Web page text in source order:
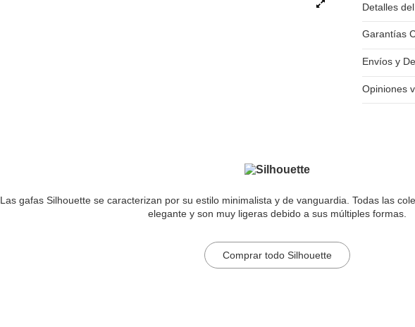
Detalles
Garantías
Envíos y
Opiniones
Las gafas Silhouette se caracterizan por su estilo minimalista y de vanguardia. Todas las
elegante y son muy ligeras debido a sus múltiples formas.
Comprar todo Silhouette